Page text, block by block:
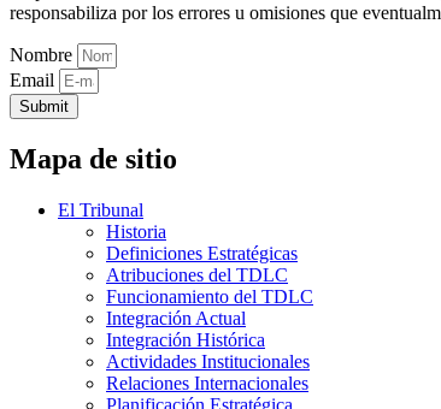
responsabiliza por los errores u omisiones que
Nombre
Email
Submit
Mapa de sitio
El Tribunal
Historia
Definiciones Estratégicas
Atribuciones del TDLC
Funcionamiento del TDLC
Integración Actual
Integración Histórica
Actividades Institucionales
Relaciones Internacionales
Planificación Estratégica